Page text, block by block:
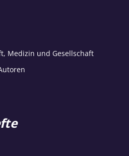
Medizin und Gesellschaft